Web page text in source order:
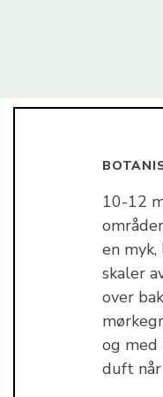
10-12
en
skaler
over
og med
duft